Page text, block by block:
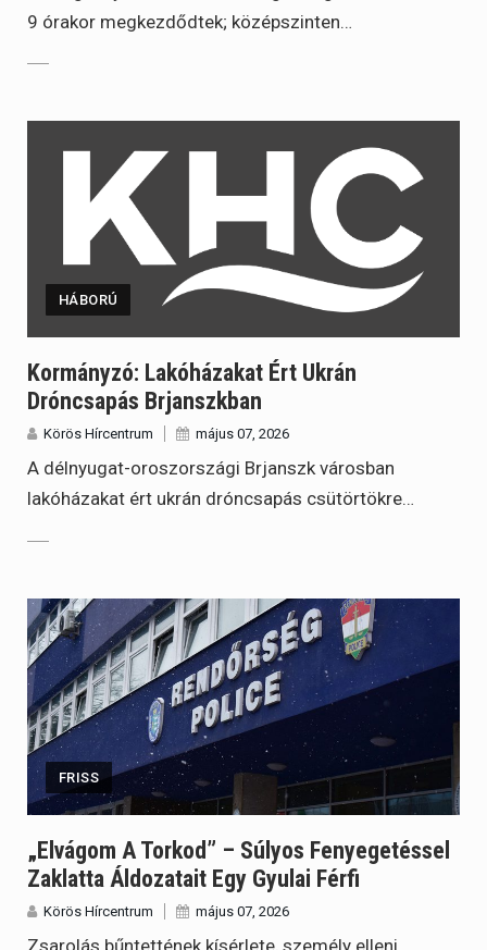
9 órakor megkezdődtek; középszinten…
HÁBORÚ
Kormányzó: Lakóházakat Ért Ukrán
Dróncsapás Brjanszkban
Körös Hírcentrum május 07, 2026
A délnyugat-oroszországi Brjanszk városban
lakóházakat ért ukrán dróncsapás csütörtökre…
FRISS
„Elvágom A Torkod” – Súlyos Fenyegetéssel
Zaklatta Áldozatait Egy Gyulai Férfi
Körös Hírcentrum május 07, 2026
Zsarolás bűntettének kísérlete, személy elleni